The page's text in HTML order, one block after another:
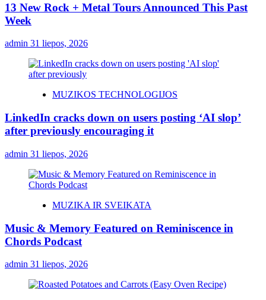
13 New Rock + Metal Tours Announced This Past
Week
admin 31 liepos, 2026
MUZIKOS TECHNOLOGIJOS
LinkedIn cracks down on users posting ‘AI slop’
after previously encouraging it
admin 31 liepos, 2026
MUZIKA IR SVEIKATA
Music & Memory Featured on Reminiscence in
Chords Podcast
admin 31 liepos, 2026